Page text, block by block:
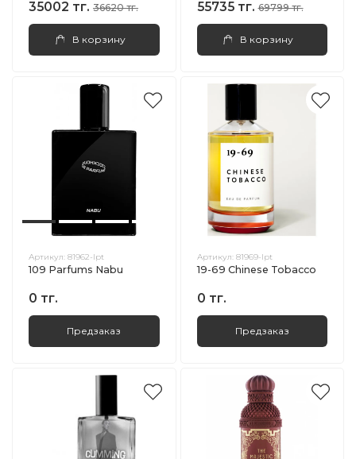
35002 тг. 36620 тг.
В корзину
55735 тг. 69799 тг.
В корзину
Артикул: 81962-lpt
109 Parfums Nabu
0 тг.
Предзаказ
Артикул: 81969-lpt
19-69 Chinese Tobacco
0 тг.
Предзаказ